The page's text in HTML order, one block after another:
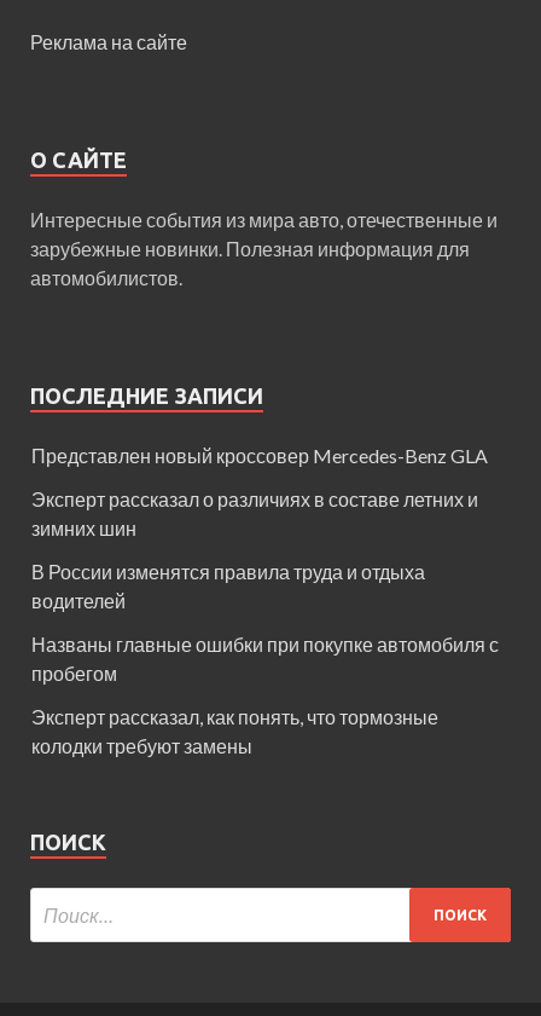
Реклама на сайте
О САЙТЕ
Интересные события из мира авто, отечественные и
зарубежные новинки. Полезная информация для
автомобилистов.
ПОСЛЕДНИЕ ЗАПИСИ
Представлен новый кроссовер Mercedes-Benz GLA
Эксперт рассказал о различиях в составе летних и
зимних шин
В России изменятся правила труда и отдыха
водителей
Названы главные ошибки при покупке автомобиля с
пробегом
Эксперт рассказал, как понять, что тормозные
колодки требуют замены
ПОИСК